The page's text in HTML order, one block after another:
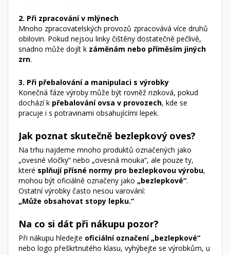
2. Při zpracování v mlýnech
Mnoho zpracovatelských provozů zpracovává více druhů
obilovin. Pokud nejsou linky čištěny dostatečně pečlivě,
snadno může dojít k záměnám nebo příměsím jiných
zrn.
3. Při přebalování a manipulaci s výrobky
Konečná fáze výroby může být rovněž riziková, pokud
dochází k přebalování ovsa v provozech, kde se
pracuje i s potravinami obsahujícími lepek.
Jak poznat skutečně bezlepkový oves?
Na trhu najdeme mnoho produktů označených jako
„ovesné vločky“ nebo „ovesná mouka“, ale pouze ty,
které splňují přísné normy pro bezlepkovou výrobu,
mohou být oficiálně označeny jako „bezlepkové“.
Ostatní výrobky často nesou varování:
„Může obsahovat stopy lepku.“
Na co si dát při nákupu pozor?
Při nákupu hledejte oficiální označení „bezlepkové“
nebo logo přeškrtnutého klasu, vyhýbejte se výrobkům, u